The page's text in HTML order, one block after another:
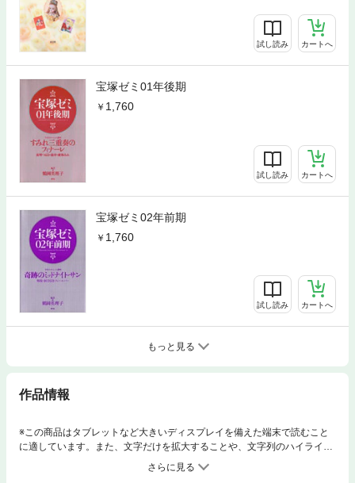
試し読み カートへ
宝塚ゼミ01年後期
1,760
試し読み カートへ
宝塚ゼミ02年前期
1,760
試し読み カートへ
もっと見る
作品情報
※この商品はタブレットなど大きいディスプレイを備えた端末で読むこと
に適しています。また、文字だけを拡大することや、文字列のハイライ
ト、検索、辞書の参照、引用などの機能が使用できません。巻頭では「進
化する」という言葉が最も似合うスター紫吹淳のサヨナラに、これまでの